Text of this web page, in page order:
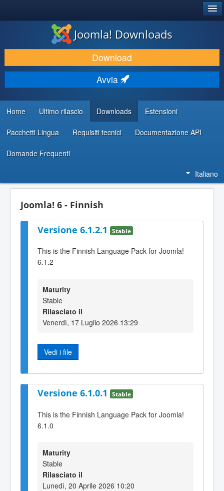
SCARICA & ESTENDI
SCOPRI & IMPARA
COMUNITÀ & SUPPORTO
RISORSE PER SVILUPPATORI
Joomla! Downloads
Download
Avvia
Home Ultimo rilascio Downloads Estensioni
Pacchetti Lingua Requisiti tecnici Documentazione API
Domande Frequenti
Italiano
Joomla! 6 - Finnish
Versione 6.1.2.1 Stable
This is the Finnish Language Pack for Joomla!
6.1.2
Maturity
Stable
Rilasciato il
Venerdì, 17 Luglio 2026 13:29
Vedi i file
Versione 6.1.0.1 Stable
This is the Finnish Language Pack for Joomla!
6.1.0
Maturity
Stable
Rilasciato il
Lunedì, 20 Aprile 2026 10:20